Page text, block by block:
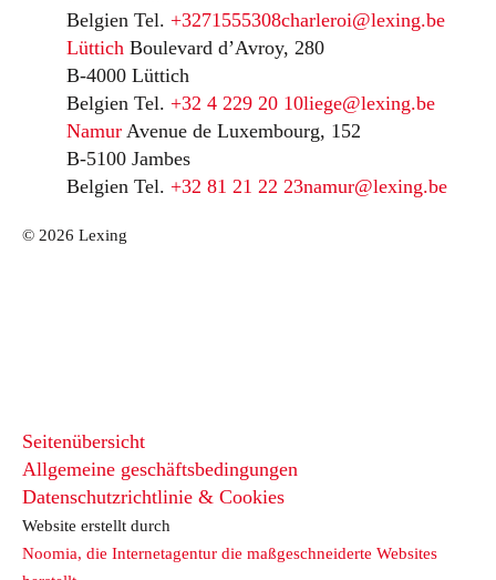
Belgien Tel. +3271555308charleroi@lexing.be
Lüttich Boulevard d’Avroy, 280
B-4000 Lüttich
Belgien Tel. +32 4 229 20 10liege@lexing.be
Namur Avenue de Luxembourg, 152
B-5100 Jambes
Belgien Tel. +32 81 21 22 23namur@lexing.be
© 2026 Lexing
Seitenübersicht
Allgemeine geschäftsbedingungen
Datenschutzrichtlinie & Cookies
Website erstellt durch
Noomia, die Internetagentur die maßgeschneiderte Websites